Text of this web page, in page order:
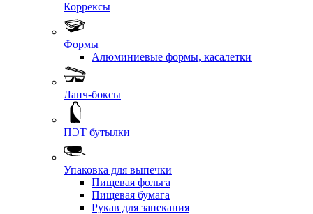
Коррексы
Формы
Алюминиевые формы, касалетки
Ланч-боксы
ПЭТ бутылки
Упаковка для выпечки
Пищевая фольга
Пищевая бумага
Рукав для запекания